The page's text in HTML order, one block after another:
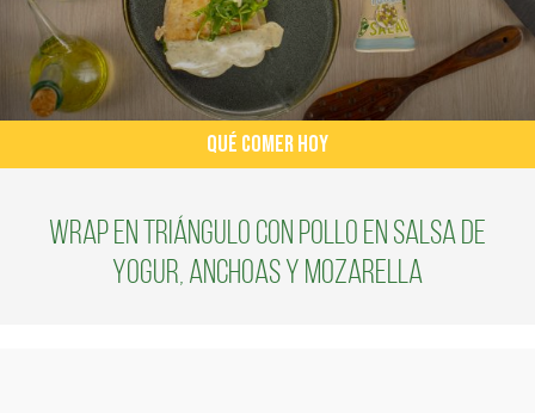
QUÉ COMER HOY
Wrap en triángulo con pollo en salsa de
yogur, anchoas y mozarella